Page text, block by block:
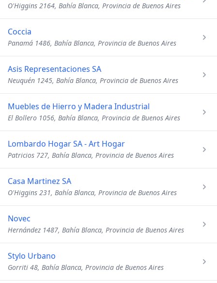
O'Higgins 2164, Bahía Blanca, Provincia de Buenos Aires
Coccia
Panamá 1486, Bahía Blanca, Provincia de Buenos Aires
Asis Representaciones SA
Neuquén 1245, Bahía Blanca, Provincia de Buenos Aires
Muebles de Hierro y Madera Industrial
El Bollero 1056, Bahía Blanca, Provincia de Buenos Aires
Lombardo Hogar SA - Art Hogar
Patricios 727, Bahía Blanca, Provincia de Buenos Aires
Casa Martinez SA
O'Higgins 231, Bahía Blanca, Provincia de Buenos Aires
Novec
Hernández 1487, Bahía Blanca, Provincia de Buenos Aires
Stylo Urbano
Gorriti 48, Bahía Blanca, Provincia de Buenos Aires